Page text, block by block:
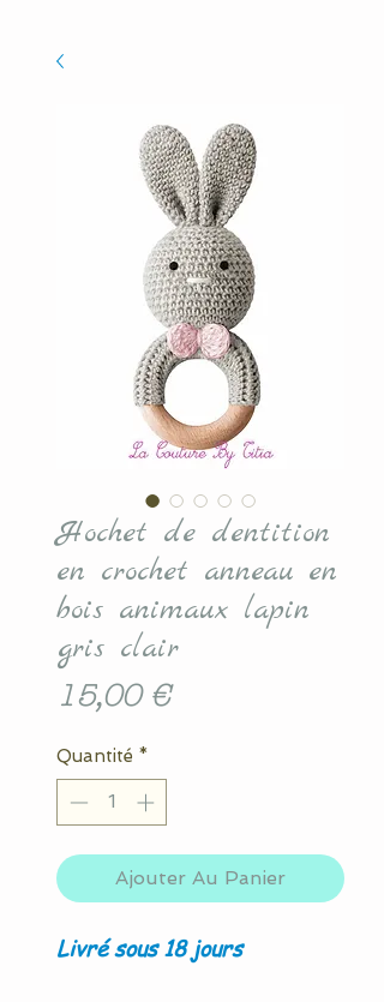
Hochet de dentition
en crochet anneau en
bois animaux lapin
gris clair
15,00 €Prix
Quantité *
Ajouter Au Panier
Livré sous 18 jours